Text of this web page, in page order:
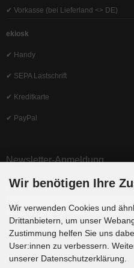
✔ Vorkasse (bei Lieferland <> DE)
ekiosk
✔ Handy
✔ SEPA Lastschrift
✔ Kreditkarte
✔ PayPal
Newsletter-Anmeldung
E-Mail-Adresse:
Der Newsletter kann jederzeit hier
werden.
Wir benötigen Ihre
Wir verwenden Cookies und
Drittanbietern, um unser
Zustimmung helfen Sie uns
User:innen zu verbessern.
unserer Datenschutzerklärung.